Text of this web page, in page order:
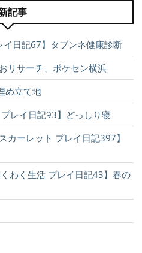
記事
イ日記67】タブンネ健康診断
リサーチ、ポケセン横浜
め立て地
レイ日記93】どっしり寝
カーレット プレイ日記397】
わく生活 プレイ日記43】春の